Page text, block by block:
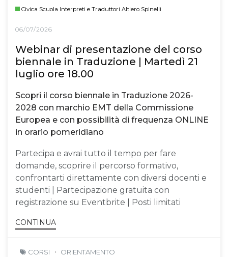
Civica Scuola Interpreti e Traduttori Altiero Spinelli
06/07/2026
Webinar di presentazione del corso
biennale in Traduzione | Martedì 21
luglio ore 18.00
Scopri il corso biennale in Traduzione 2026-
2028 con marchio EMT della Commissione
Europea e con possibilità di frequenza ONLINE
in orario pomeridiano
Partecipa e avrai tutto il tempo per fare
domande, scoprire il percorso formativo,
confrontarti direttamente con diversi docenti e
studenti | Partecipazione gratuita con
registrazione su Eventbrite | Posti limitati
CONTINUA
CORSI ORIENTAMENTO